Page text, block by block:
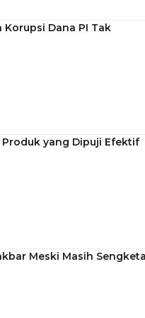
Dana PI Tak
yang Dipuji Efektif
Meski Masih